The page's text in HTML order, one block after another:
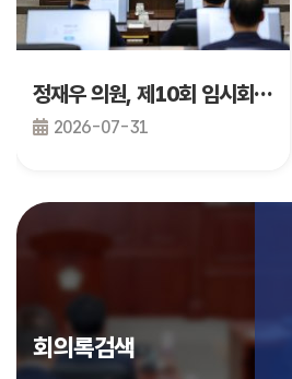
정재우 의원, 제10회 임시회 제2차 본회의 건의안 발의
2026-07-31
회의록검색